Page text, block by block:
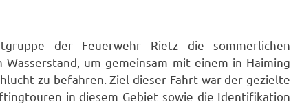
der Feuerwehr Rietz die sommerlichen
um gemeinsam mit einem in Haiming
zu befahren. Ziel dieser Fahrt war der gezielte
in diesem Gebiet sowie die Identifikation